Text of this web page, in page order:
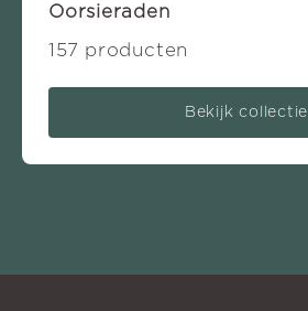
Oorsieraden
157 producten
Bekijk collectie